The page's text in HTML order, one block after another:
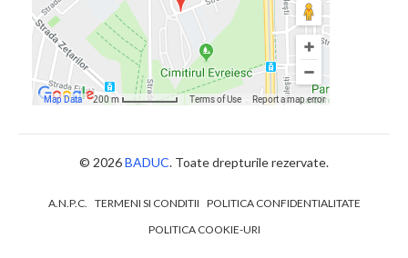
© 2026BADUC. Toate drepturile rezervate.
A.N.P.C. TERMENI SI CONDITII POLITICA CONFIDENTIALITATE
POLITICA COOKIE-URI